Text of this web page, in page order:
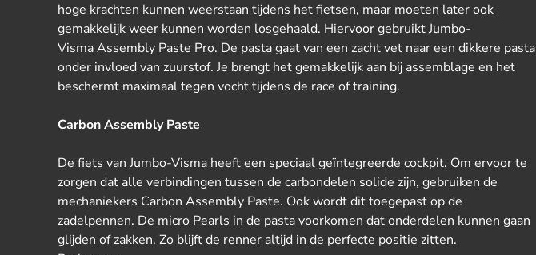
hoge krachten kunnen weerstaan tijdens het fietsen, maar moeten later ook
gemakkelijk weer kunnen worden losgehaald. Hiervoor gebruikt Jumbo-
Visma Assembly Paste Pro. De pasta gaat van een zacht vet naar een dikkere pasta
onder invloed van zuurstof. Je brengt het gemakkelijk aan bij assemblage en het
beschermt maximaal tegen vocht tijdens de race of training.
Carbon Assembly Paste
De fiets van Jumbo-Visma heeft een speciaal geïntegreerde cockpit. Om ervoor te
zorgen dat alle verbindingen tussen de carbondelen solide zijn, gebruiken de
mechaniekers Carbon Assembly Paste. Ook wordt dit toegepast op de
zadelpennen. De micro Pearls in de pasta voorkomen dat onderdelen kunnen gaan
glijden of zakken. Zo blijft de renner altijd in de perfecte positie zitten.